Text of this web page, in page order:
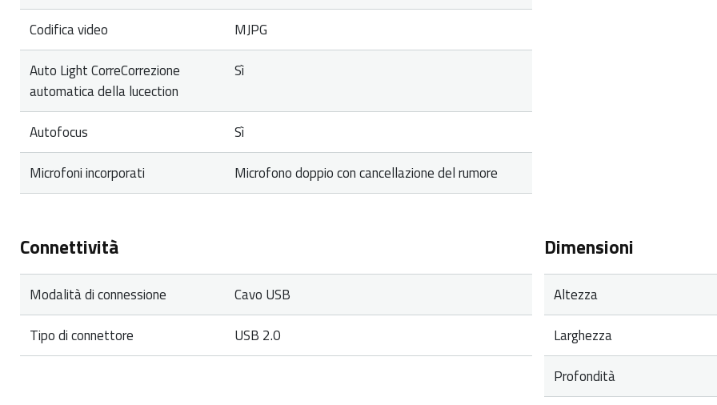
Codifica video
MJPG
Auto Light CorreCorrezione
automatica della lucection
Sì
Autofocus
Sì
Microfoni incorporati
Microfono doppio con cancellazione del rumore
Connettività
Modalità di connessione
Cavo USB
Tipo di connettore
USB 2.0
Dimensioni
Altezza
Larghezza
Profondità